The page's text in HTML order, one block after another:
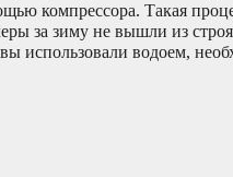
компрессора. Такая
за зиму не вышли из
использовали водоем,